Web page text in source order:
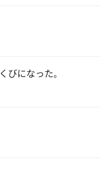
くびになった。